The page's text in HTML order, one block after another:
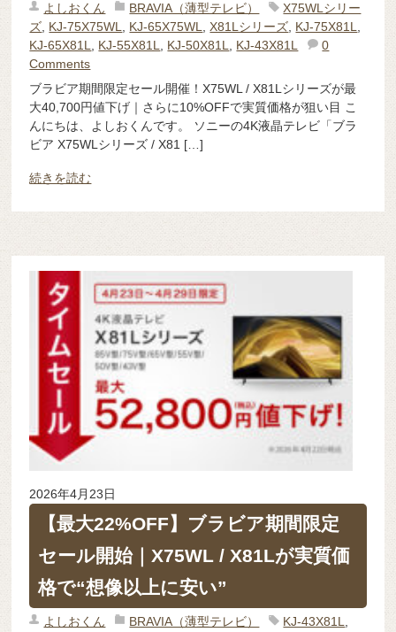
よしおくん BRAVIA（薄型テレビ）
X75WLシリー
ズ, KJ-75X75WL, KJ-65X75WL,X81Lシリーズ, KJ-75X81L,
KJ-65X81L, KJ-55X81L, KJ-50X81L, KJ-43X81L
0
Comments
ブラビア期間限定セール開催！X75WL / X81Lシリーズが最
大40,700円値下げ｜さらに10%OFFで実質価格が狙い目 こ
んにちは、よしおくんです。 ソニーの4K液晶テレビ「ブラ
ビア X75WLシリーズ / X81 […]
続きを読む
2026年4月23日
【最大22%OFF】ブラビア期間限定
セール開始｜X75WL / X81Lが実質価
格で“想像以上に安い”
よしおくん BRAVIA（薄型テレビ） KJ-43X81L,